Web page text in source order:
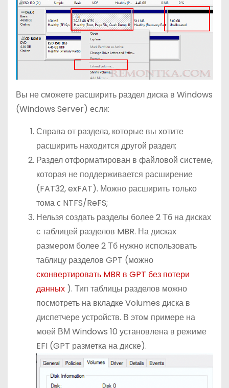
Вы не сможете расширить раздел диска в Windows
(Windows Server) если:
Справа от раздела, которые вы хотите
расширить находится другой раздел;
Раздел отформатирован в файловой системе,
которая не поддерживается расширение
(FAT32, exFAT). Можно расширить только
тома с NTFS/ReFS;
Нельзя создать разделы более 2 Тб на дисках
с таблицей разделов MBR. На дисках
размером более 2 Тб нужно использовать
таблицу разделов GPT (можно
сконвертировать MBR в GPT без потери
данных ). Тип таблицы разделов можно
посмотреть на вкладке Volumes диска в
диспетчере устройств. В этом примере на
моей ВМ Windows 10 установлена в режиме
EFI (GPT разметка на диске).